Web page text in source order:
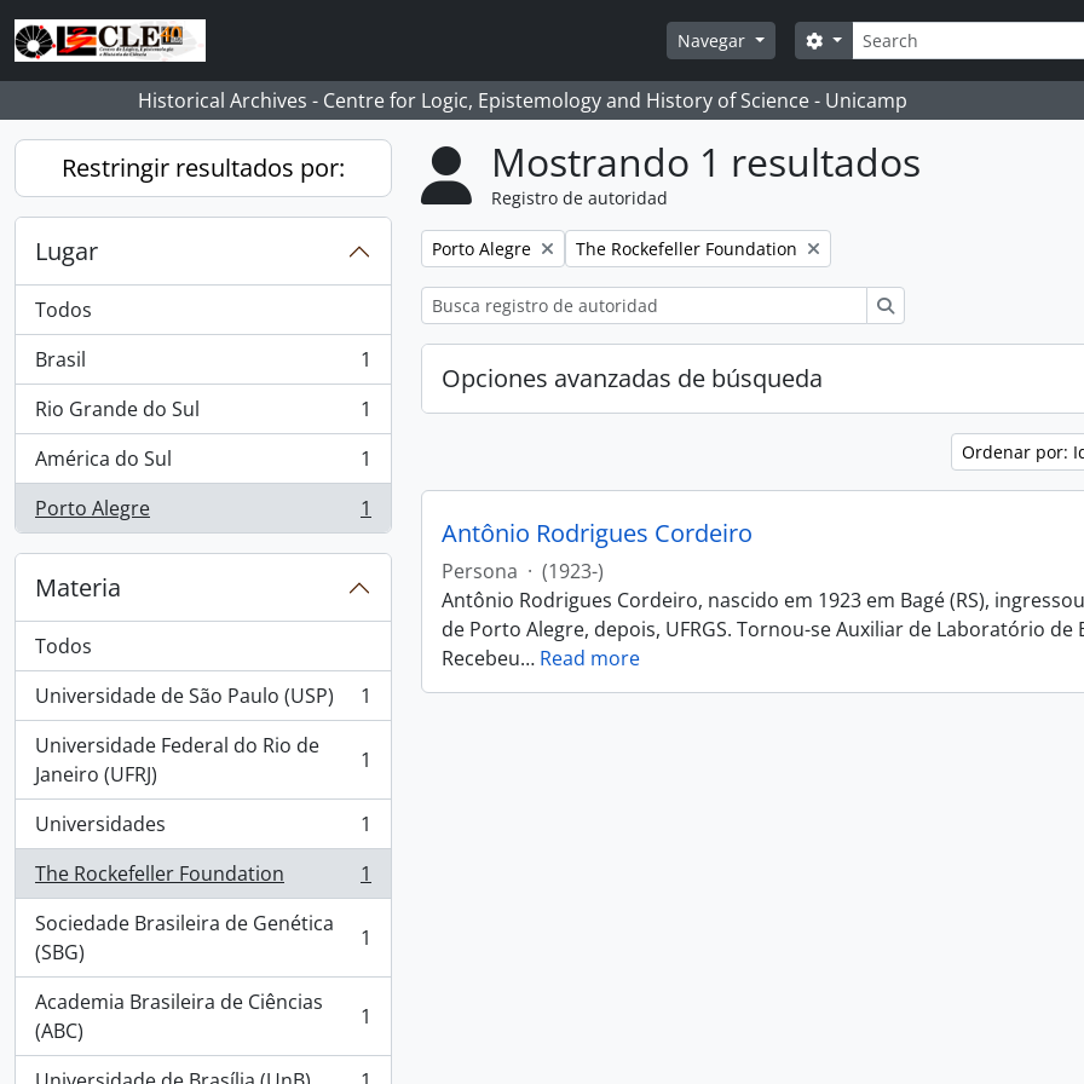
Skip to main content
Navegar
Búsqueda
Search options
Historical Archives - Centre for Logic, Epistemology and History of Science - Unicamp
Restringir resultados por:
Lugar
Todos
Brasil
, 1 resultados
1
Rio Grande do Sul
, 1 resultados
1
América do Sul
, 1 resultados
1
Porto Alegre
, 1 resultados 1
Materia
Todos
Universidade de São Paulo (USP)
, 1 resultados
1
Universidade Federal do Rio de
Janeiro (UFRJ)
, 1 resultados 1
Universidades
, 1 resultados
1
The Rockefeller Foundation
, 1 resultados
1
Sociedade Brasileira de Genética
(SBG)
, 1 resultados 1
Academia Brasileira de Ciências
(ABC)
, 1 resultados 1
Mostrando 1 resultados
Registro de autoridad
Remove filter:
Porto Alegre Remove filter:
The Rockefeller Foundation
Opciones avanzadas de búsqueda
Ordenar por:
Antônio Rodrigues Cordeiro
Persona · (1923-)
Antônio Rodrigues Cordeiro, nascido em 1923 em Bagé (RS),
de Porto Alegre, depois, UFRGS. Tornou-se Auxiliar de Laboratório
Recebeu… Read more